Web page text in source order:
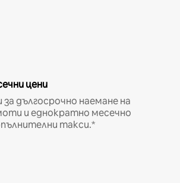
цени
за дългосрочно наемане на
и еднократно месечно
такси.*